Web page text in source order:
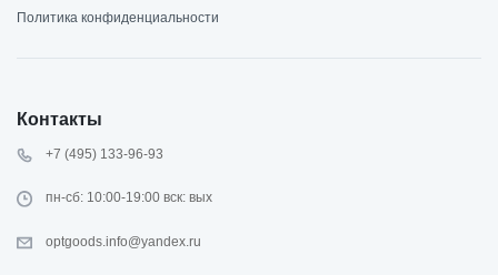
Политика конфиденциальности
Контакты
+7 (495) 133-96-93
пн-сб: 10:00-19:00 вск: вых
optgoods.info@yandex.ru